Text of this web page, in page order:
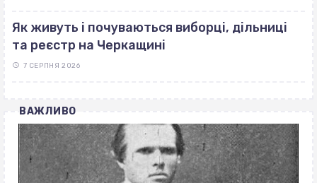
Як живуть і почуваються виборці, дільниці
та реєстр на Черкащині
7 СЕРПНЯ 2026
ВАЖЛИВО